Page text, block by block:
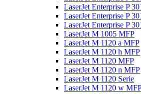
LaserJet Enterprise P
LaserJet Enterprise P
LaserJet Enterprise P
LaserJet M 1005 MFP
LaserJet M 1120 a MFP
LaserJet M 1120 h MFP
LaserJet M 1120 MFP
LaserJet M 1120 n MFP
LaserJet M 1120 Serie
LaserJet M 1120 w